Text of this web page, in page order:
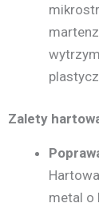
Zalety
metal o